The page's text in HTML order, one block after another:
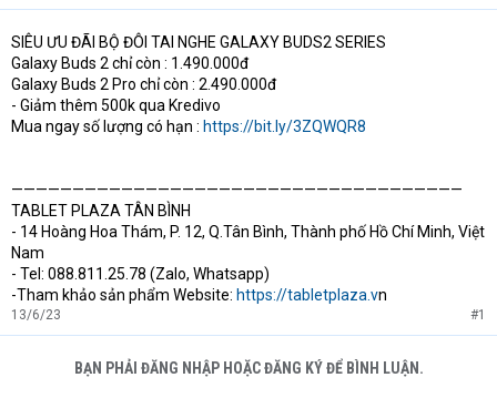
SIÊU ƯU ĐÃI BỘ ĐÔI TAI NGHE GALAXY BUDS2 SERIES
Galaxy Buds 2 chỉ còn : 1.490.000đ
Galaxy Buds 2 Pro chỉ còn : 2.490.000đ
- Giảm thêm 500k qua Kredivo
Mua ngay số lượng có hạn : https://bit.ly/3ZQWQR8
—————————————————————————————————————
TABLET PLAZA TÂN BÌNH
- 14 Hoàng Hoa Thám, P. 12, Q.Tân Bình, Thành phố Hồ Chí Minh, Việt
Nam
- Tel: 088.811.25.78 (Zalo, Whatsapp)
-Tham khảo sản phẩm Website: https://tabletplaza.vn
13/6/23 #1
BẠN PHẢI ĐĂNG NHẬP HOẶC ĐĂNG KÝ ĐỂ BÌNH LUẬN.